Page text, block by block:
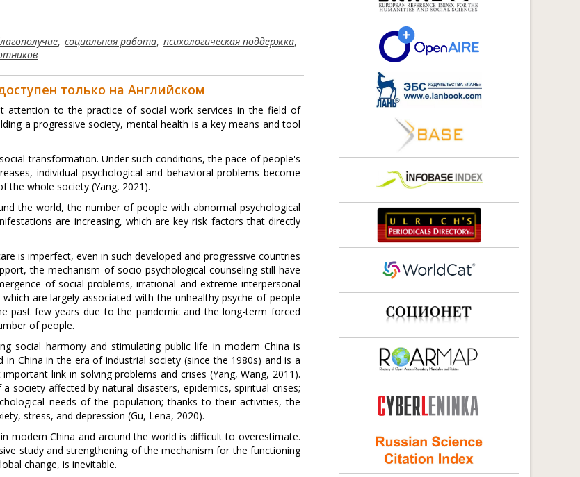
, социальная работа, психологическая поддержка,
только на Английском
attention to the practice of social work services in the field of
a progressive society, mental health is a key means and tool
transformation. Under such conditions, the pace of people's
individual psychological and behavioral problems become
the whole society (Yang, 2021).
the world, the number of people with abnormal psychological
are increasing, which are key risk factors that directly
is imperfect, even in such developed and progressive countries
the mechanism of socio-psychological counseling still have
of social problems, irrational and extreme interpersonal
are largely associated with the unhealthy psyche of people
past few years due to the pandemic and the long-term forced
of people.
social harmony and stimulating public life in modern China is
China in the era of industrial society (since the 1980s) and is a
link in solving problems and crises (Yang, Wang, 2011).
affected by natural disasters, epidemics, spiritual crises;
needs of the population; thanks to their activities, the
stress, and depression (Gu, Lena, 2020).
modern China and around the world is difficult to overestimate.
study and strengthening of the mechanism for the functioning
change, is inevitable.